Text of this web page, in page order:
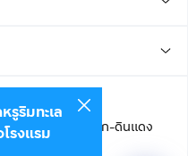
อร์ ชั้น 22 ถนนอโศก-ดินแดง
รูริมทะเล
รงแรม